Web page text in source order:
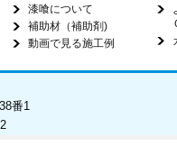
漆喰について
補助材（補助剤)
動画で見る施工例
番1